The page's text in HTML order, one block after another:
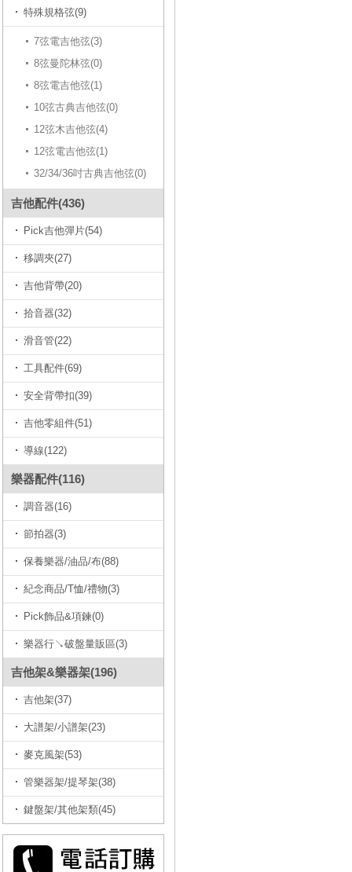
特殊規格弦(9)
7弦電吉他弦(3)
8弦曼陀林弦(0)
8弦電吉他弦(1)
10弦古典吉他弦(0)
12弦木吉他弦(4)
12弦電吉他弦(1)
32/34/36吋古典吉他弦(0)
吉他配件(436)
Pick吉他彈片(54)
移調夾(27)
吉他背帶(20)
拾音器(32)
滑音管(22)
工具配件(69)
安全背帶扣(39)
吉他零組件(51)
導線(122)
樂器配件(116)
調音器(16)
節拍器(3)
保養樂器/油品/布(88)
紀念商品/T恤/禮物(3)
Pick飾品&項鍊(0)
樂器行↘破盤量販區(3)
吉他架&樂器架(196)
吉他架(37)
大譜架/小譜架(23)
麥克風架(53)
管樂器架/提琴架(38)
鍵盤架/其他架類(45)